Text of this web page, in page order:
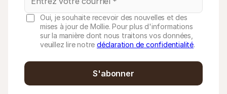
Oui, je souhaite recevoir des nouvelles et des
mises à jour de Mollie. Pour plus d'informations
sur la manière dont nous traitons vos données,
veuillez lire notre déclaration de confidentialité.
S'abonner